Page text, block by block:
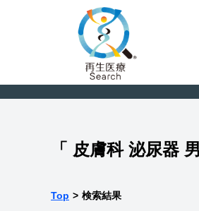
「 皮膚科 泌尿器
Top > 検索結果